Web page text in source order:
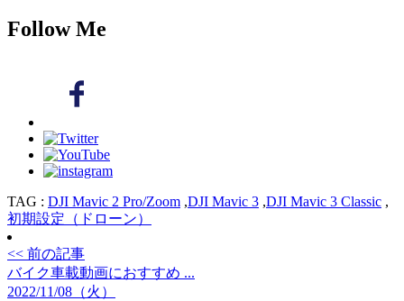
Follow Me
TAG : DJI Mavic 2 Pro/Zoom ,DJI Mavic 3 ,DJI Mavic 3 Classic ,
初期設定（ドローン）
<< 前の記事
バイク車載動画におすすめ ...
2022/11/08（火）